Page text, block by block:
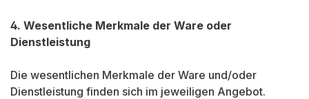
4. Wesentliche Merkmale der Ware oder
Dienstleistung
Die wesentlichen Merkmale der Ware und/oder
Dienstleistung finden sich im jeweiligen Angebot.